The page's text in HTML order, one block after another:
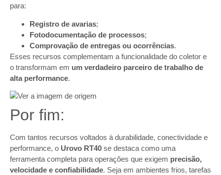
para:
Registro de avarias;
Fotodocumentação de processos;
Comprovação de entregas ou ocorrências.
Esses recursos complementam a funcionalidade do coletor e
o transformam em um verdadeiro parceiro de trabalho de
alta performance.
Por fim:
Com tantos recursos voltados à durabilidade, conectividade e
performance, o Urovo RT40 se destaca como uma
ferramenta completa para operações que exigem precisão,
velocidade e confiabilidade. Seja em ambientes frios, tarefas